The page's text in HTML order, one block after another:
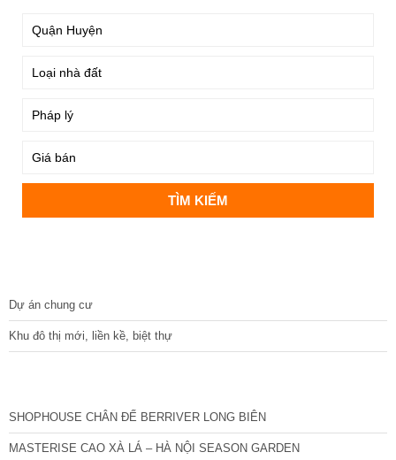
Dự án chung cư
Khu đô thị mới, liền kề, biệt thự
SHOPHOUSE CHÂN ĐẾ BERRIVER LONG BIÊN
MASTERISE CAO XÀ LÁ – HÀ NỘI SEASON GARDEN